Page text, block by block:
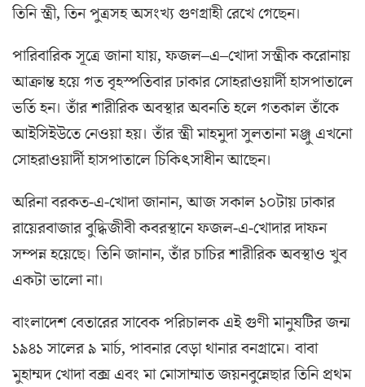
তিনি স্ত্রী, তিন পুত্রসহ অসংখ্য গুণগ্রাহী রেখে গেছেন।
পারিবারিক সূত্রে জানা যায়, ফজল–এ–খোদা সস্ত্রীক করোনায়
আক্রান্ত হয়ে গত বৃহস্পতিবার ঢাকার সোহরাওয়ার্দী হাসপাতালে
ভর্তি হন। তাঁর শারীরিক অবস্থার অবনতি হলে গতকাল তাঁকে
আইসিইউতে নেওয়া হয়। তাঁর স্ত্রী মাহমুদা সুলতানা মঞ্জু এখনো
সোহরাওয়ার্দী হাসপাতালে চিকিৎসাধীন আছেন।
অরিনা বরকত-এ-খোদা জানান, আজ সকাল ১০টায় ঢাকার
রায়েরবাজার বুদ্ধিজীবী কবরস্থানে ফজল-এ-খোদার দাফন
সম্পন্ন হয়েছে। তিনি জানান, তাঁর চাচির শারীরিক অবস্থাও খুব
একটা ভালো না।
বাংলাদেশ বেতারের সাবেক পরিচালক এই গুণী মানুষটির জন্ম
১৯৪১ সালের ৯ মার্চ, পাবনার বেড়া থানার বনগ্রামে। বাবা
মুহাম্মদ খোদা বক্স এবং মা মোসাম্মাত জয়নবুন্নেছার তিনি প্রথম